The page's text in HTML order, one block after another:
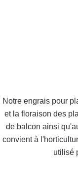
Notre engrais pour
et la floraison des
de balcon ainsi
convient à
utilisé